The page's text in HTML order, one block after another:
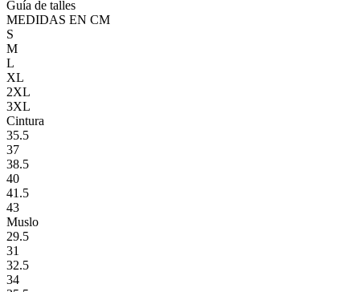
Guía de talles
MEDIDAS EN CM
S
M
L
XL
2XL
3XL
Cintura
35.5
37
38.5
40
41.5
43
Muslo
29.5
31
32.5
34